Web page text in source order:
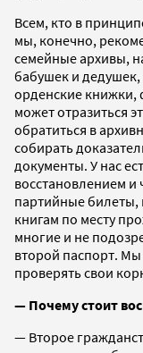
Всем, кто в
мы, конечно,
семейные архивы,
бабушек и
орденские книжки,
может отразиться
обратиться в
собирать
документы. У нас
восстановлением и
партийные билеты,
книгам по месту
многие и не
второй паспорт.
проверять свои
— Почему стоит
— Второе